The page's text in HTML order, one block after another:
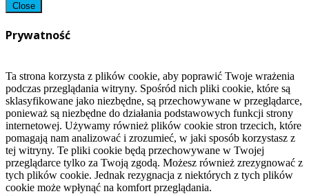
Close
Prywatność
Ta strona korzysta z plików cookie, aby poprawić Twoje wrażenia
podczas przeglądania witryny. Spośród nich pliki cookie, które są
sklasyfikowane jako niezbędne, są przechowywane w przeglądarce,
ponieważ są niezbędne do działania podstawowych funkcji strony
internetowej. Używamy również plików cookie stron trzecich, które
pomagają nam analizować i zrozumieć, w jaki sposób korzystasz z
tej witryny. Te pliki cookie będą przechowywane w Twojej
przeglądarce tylko za Twoją zgodą. Możesz również zrezygnować z
tych plików cookie. Jednak rezygnacja z niektórych z tych plików
cookie może wpłynąć na komfort przeglądania.